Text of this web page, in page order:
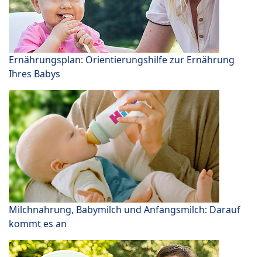
Ernährungsplan: Orientierungshilfe zur Ernährung
Ihres Babys
Milchnahrung, Babymilch und Anfangsmilch: Darauf
kommt es an